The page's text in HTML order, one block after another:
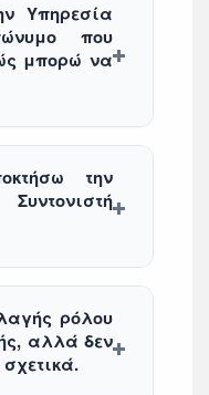
Υπηρεσία
που
μπορώ να
την
ρόλου
αλλά δεν